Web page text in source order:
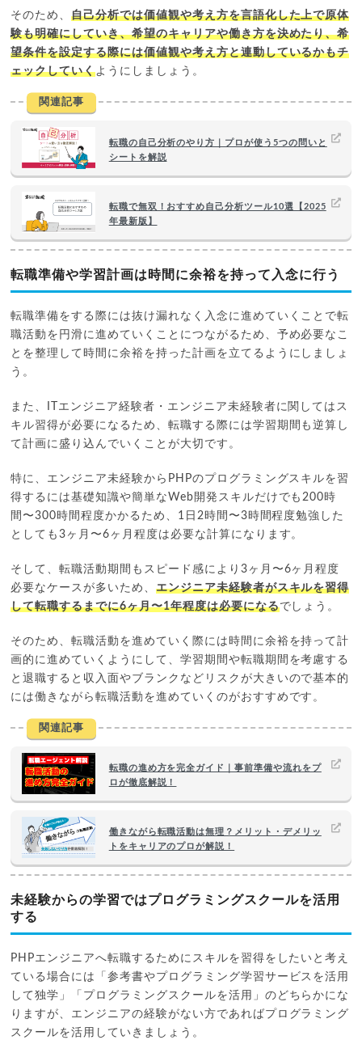
そのため、自己分析では価値観や考え方を言語化した上で原体
験も明確にしていき、希望のキャリアや働き方を決めたり、希
望条件を設定する際には価値観や考え方と連動しているかもチ
ェックしていくようにしましょう。
関連記事
転職の自己分析のやり方｜プロが使う5つの問いと
シートを解説
転職で無双！おすすめ自己分析ツール10選【2025
年最新版】
転職準備や学習計画は時間に余裕を持って入念に行う
転職準備をする際には抜け漏れなく入念に進めていくことで転
職活動を円滑に進めていくことにつながるため、予め必要なこ
とを整理して時間に余裕を持った計画を立てるようにしましょ
う。
また、ITエンジニア経験者・エンジニア未経験者に関してはス
キル習得が必要になるため、転職する際には学習期間も逆算し
て計画に盛り込んでいくことが大切です。
特に、エンジニア未経験からPHPのプログラミングスキルを習
得するには基礎知識や簡単なWeb開発スキルだけでも200時
間〜300時間程度かかるため、1日2時間〜3時間程度勉強した
としても3ヶ月〜6ヶ月程度は必要な計算になります。
そして、転職活動期間もスピード感により3ヶ月〜6ヶ月程度
必要なケースが多いため、 エンジニア未経験者がスキルを習得
して転職するまでに6ヶ月〜1年程度は必要になるでしょう。
そのため、転職活動を進めていく際には時間に余裕を持って計
画的に進めていくようにして、学習期間や転職期間を考慮する
と退職すると収入面やブランクなどリスクが大きいので基本的
には働きながら転職活動を進めていくのがおすすめです。
関連記事
転職の進め方を完全ガイド｜事前準備や流れをプ
ロが徹底解説！
働きながら転職活動は無理？メリット・デメリッ
トをキャリアのプロが解説！
未経験からの学習ではプログラミングスクールを活用
する
PHPエンジニアへ転職するためにスキルを習得をしたいと考え
ている場合には「参考書やプログラミング学習サービスを活用
して独学」「プログラミングスクールを活用」のどちらかにな
りますが、エンジニアの経験がない方であればプログラミング
スクールを活用していきましょう。